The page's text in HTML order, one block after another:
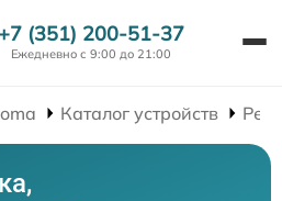
+7 (351) 200-51-37
Ежедневно с 9:00 до 21:00
Каталог устройств